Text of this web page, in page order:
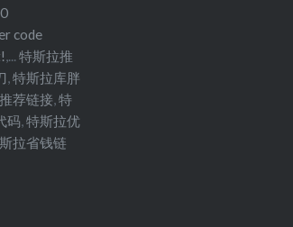
code
,... 特斯拉推
,特斯拉库胖
荐链接,特
码,特斯拉优
拉省钱链